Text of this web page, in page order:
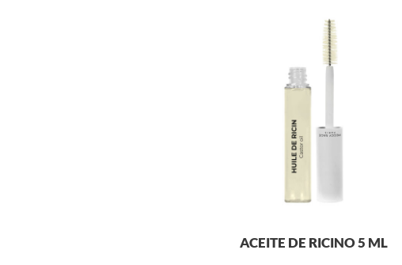
ACEITE DE RICINO 5 ML